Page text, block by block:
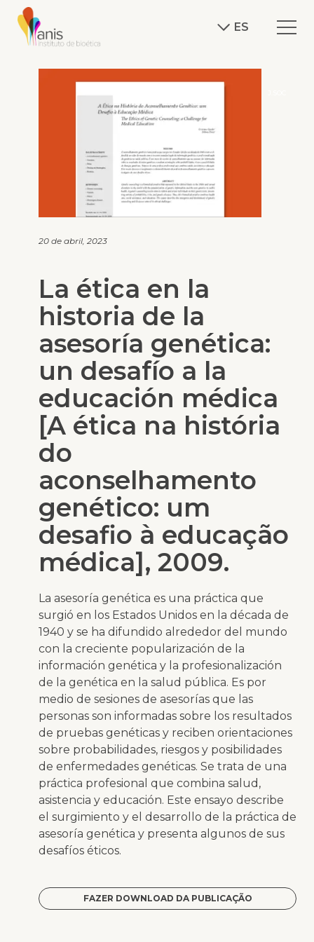
ES
20 de abril, 2023
La ética en la
historia de la
asesoría genética:
un desafío a la
educación médica
[A ética na história
do
aconselhamento
genético: um
desafio à educação
médica], 2009.
La asesoría genética es una práctica que
surgió en los Estados Unidos en la década de
1940 y se ha difundido alrededor del mundo
con la creciente popularización de la
información genética y la profesionalización
de la genética en la salud pública. Es por
medio de sesiones de asesorías que las
personas son informadas sobre los resultados
de pruebas genéticas y reciben orientaciones
sobre probabilidades, riesgos y posibilidades
de enfermedades genéticas. Se trata de una
práctica profesional que combina salud,
asistencia y educación. Este ensayo describe
el surgimiento y el desarrollo de la práctica de
asesoría genética y presenta algunos de sus
desafíos éticos.
FAZER DOWNLOAD DA PUBLICAÇÃO